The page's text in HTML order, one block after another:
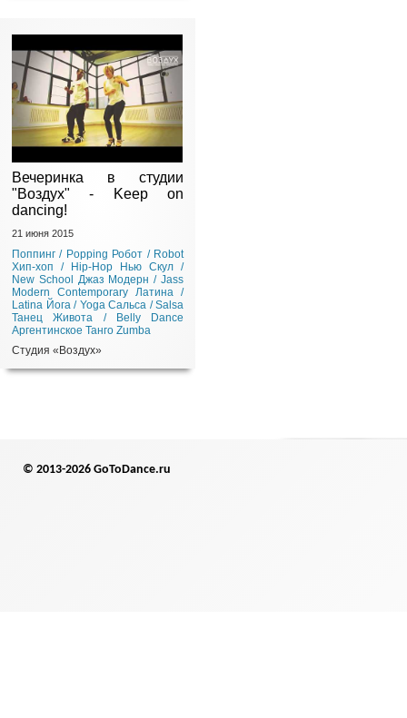
Вечеринка в студии
"Воздух" - Keep on
dancing!
21 июня 2015
Поппинг / Popping Робот / Robot
Хип-хоп / Hip-Hop
Нью Скул /
New School Джаз Модерн / Jass
Modern
Contemporary Латина /
Latina Йога / Yoga Сальса / Salsa
Танец Живота / Belly Dance
Аргентинское Танго Zumba
Студия «Воздух»
© 2013-2026 GoToDance.ru